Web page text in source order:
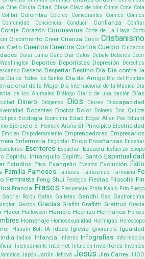
Cine Cirujía Citas Clase Clavo de olor Clima Coca Cola
Colibrí Colombia Colores Comediantes Comics Cómics
Comunidad Conciencia Conducir Confianza Confiar
Coraje Corazón Coronavirus Corte de La Haya Corto
Crecimiento Creer Crianza Crisis Cristianismo
Cuello Cuentos Cuentos Cortos Cuerpo Cuidados
Dalai Lama Daño Dar Datos Debate Deberes Decir
Deportes Deportistas Depresión
Derechos
Deseos Despertar Destino Día Día contra la
Día de Todos los Santos Día del Amigo Día del Hombre
de la Mujer Día Internacional de la Música Día
de los Animales Diálogo Diario de una pasión Días
Dinero Diógenes Dios Dioses Discapacidad
Docentes Doctor Dolor Dolores Don Quijote
Eclipse Ecología Economía Edad Edgar Allan Poe Eduard
Ejercicio El Hombre Araña El Principito Electricidad
Empleo Empoderamiento Emprendedores Empresarios
Enfermería Engordar Enojo Enseñanzas Enseñar
Escaleras Escritores Escuchar Escuela Esfuerzo Esopo
Espíritu Intranquilo Espíritu Santo Espiritualidad
Estudios Ética Evangelio Eventos Evolución Éxito
Familia Famosos Fantasía Fantasmas Farmacia Fe
Feminista Feng Shui Festejos Fiestas Filosofía Fin
Francia Frases Frecuencia Frida Kahlo Frío Fuego
Gabriel Rolón Gafas Galletas Gandhi Gas Gastronomía
Gestos Gracias Graffiti Graffitti Gratitud Grecia
Hacer Halloween Hambre Hechizo Hermanos Héroes
Homenaje Homosexualidad Hormigas Horóscopo
Husain Bolt IA Ideas Iglesia Ignorancia Igualdad
India Indios Infancia Infierno Infografías
Información
Intensamente Internet Intuición Inventores
Inventos
Japón Jardín Jehová Jesús Jim Carrey JJOO